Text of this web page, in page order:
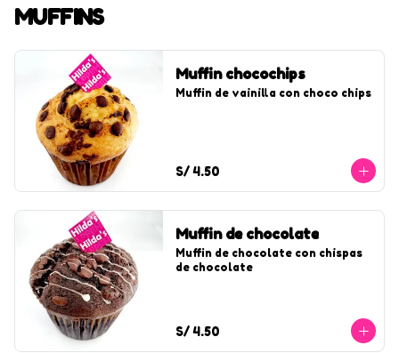
MUFFINS
Muffin chocochips
Muffin de vainilla con choco chips
S/ 4.50
Muffin de chocolate
Muffin de chocolate con chispas
de chocolate
S/ 4.50